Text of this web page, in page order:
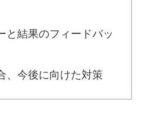
と結果のフィードバッ
、今後に向けた対策